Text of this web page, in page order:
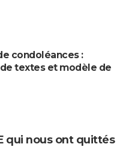
condoléances :
textes et modèle de
qui nous ont quittés